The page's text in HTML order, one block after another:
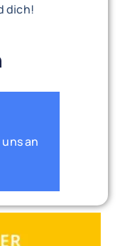
dich!
uns an